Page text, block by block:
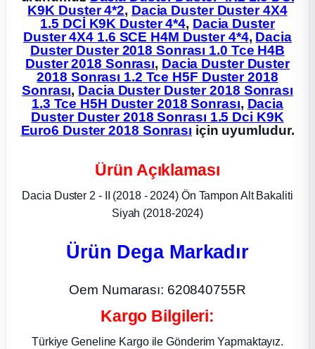
K9K Duster 4*2, Dacia Duster Duster 4X4
1.5 DCİ K9K Duster 4*4, Dacia Duster
Duster 4X4 1.6 SCE H4M Duster 4*4, Dacia
Duster Duster 2018 Sonrası 1.0 Tce H4B
Duster 2018 Sonrası, Dacia Duster Duster
2018 Sonrası 1.2 Tce H5F Duster 2018
Sonrası, Dacia Duster Duster 2018 Sonrası
1.3 Tce H5H Duster 2018 Sonrası, Dacia
Duster Duster 2018 Sonrası 1.5 Dci K9K
Euro6 Duster 2018 Sonrası için uyumludur.
Ürün Açıklaması
Dacia Duster 2 - II (2018 - 2024) Ön Tampon Alt Bakaliti
Siyah (2018-2024)
Ürün Dega Markadır
Oem Numarası: 620840755R
Kargo Bilgileri:
Türkiye Geneline Kargo ile Gönderim Yapmaktayız.